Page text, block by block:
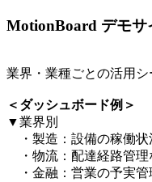
MotionBoard デモサ
業界・業種ごとの活用シ
＜ダッシュボード例＞​
▼業界別​
・製造：設備の稼働状
・物流：配達経路管理
・金融：営業の予実管